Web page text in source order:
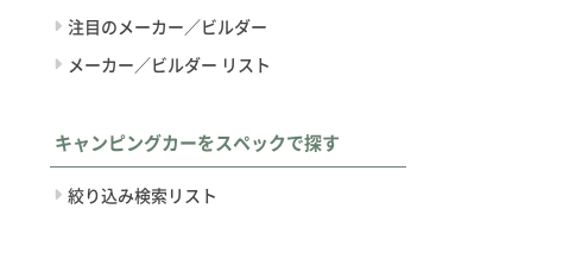
注目のメーカー／ビルダー
メーカー／ビルダー リスト
キャンピングカーをスペックで探す
絞り込み検索リスト